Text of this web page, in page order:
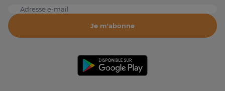
Adresse e-mail
Je m'abonne